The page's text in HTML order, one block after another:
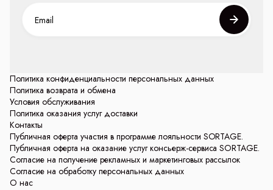
Политика конфиденциальности персональных данных
Политика возврата и обмена
Условия обслуживания
Политика оказания услуг доставки
Контакты
Публичная оферта участия в программе лояльности SORTAGE.
Публичная оферта на оказание услуг консьерж-сервиса SORTAGE.
Согласие на получение рекламных и маркетинговых рассылок
Согласие на обработку персональных данных
О нас